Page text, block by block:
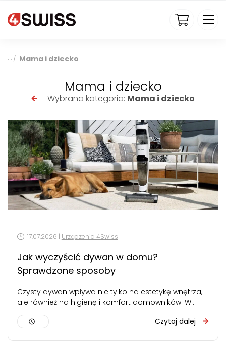
4swiss.pl
/ Mama i dziecko
Mama i dziecko
Wybrana kategoria: Mama i dziecko
17.07.2026 | Urządzenia 4Swiss
Jak wyczyścić dywan w domu?
Sprawdzone sposoby
Czysty dywan wpływa nie tylko na estetykę wnętrza,
ale również na higienę i komfort domowników. W
zależności od rodzaju zabrudzeń…
Czytaj dalej